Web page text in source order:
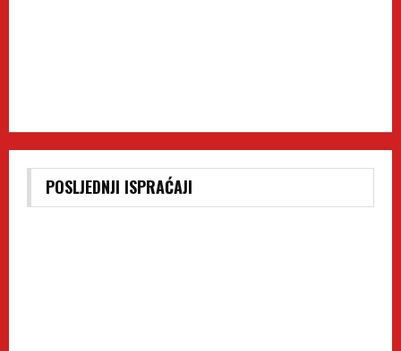
POSLJEDNJI ISPRAĆAJI